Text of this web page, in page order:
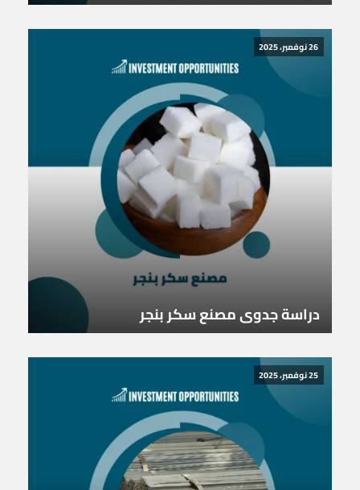
26 نوفمبر، 2025
دراسة جدوى مصنع سكر بنجر
25 نوفمبر، 2025